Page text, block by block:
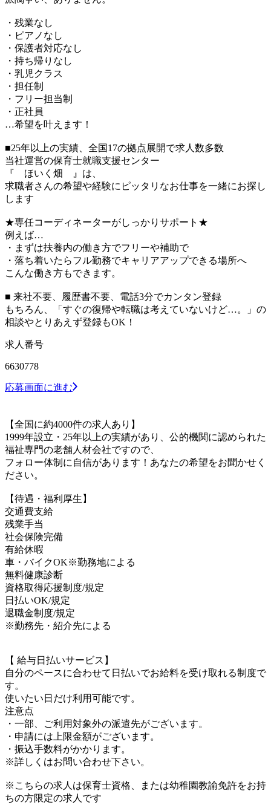
・残業なし
・ピアノなし
・保護者対応なし
・持ち帰りなし
・乳児クラス
・担任制
・フリー担当制
・正社員
…希望を叶えます！
■25年以上の実績、全国17の拠点展開で求人数多数
当社運営の保育士就職支援センター
『 ほいく畑 』は、
求職者さんの希望や経験にピッタリなお仕事を一緒にお探し
します
★専任コーディネーターがしっかりサポート★
例えば…
・まずは扶養内の働き方でフリーや補助で
・落ち着いたらフル勤務でキャリアアップできる場所へ
こんな働き方もできます。
■ 来社不要、履歴書不要、電話3分でカンタン登録
もちろん、「すぐの復帰や転職は考えていないけど…。」の
相談やとりあえず登録もOK！
求人番号
6630778
応募画面に進む
【全国に約4000件の求人あり】
1999年設立・25年以上の実績があり、公的機関に認められた
福祉専門の老舗人材会社ですので、
フォロー体制に自信があります！あなたの希望をお聞かせく
ださい。
【待遇・福利厚生】
交通費支給
残業手当
社会保険完備
有給休暇
車・バイクOK※勤務地による
無料健康診断
資格取得応援制度/規定
日払いOK/規定
退職金制度/規定
※勤務先・紹介先による
【 給与日払いサービス】
自分のペースに合わせて日払いでお給料を受け取れる制度で
す。
使いたい日だけ利用可能です。
注意点
・一部、ご利用対象外の派遣先がございます。
・申請には上限金額がございます。
・振込手数料がかかります。
※詳しくはお問い合わせ下さい。
※こちらの求人は保育士資格、または幼稚園教諭免許をお持
ちの方限定の求人です